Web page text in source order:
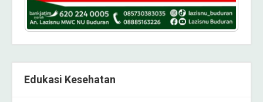
Edukasi Kesehatan